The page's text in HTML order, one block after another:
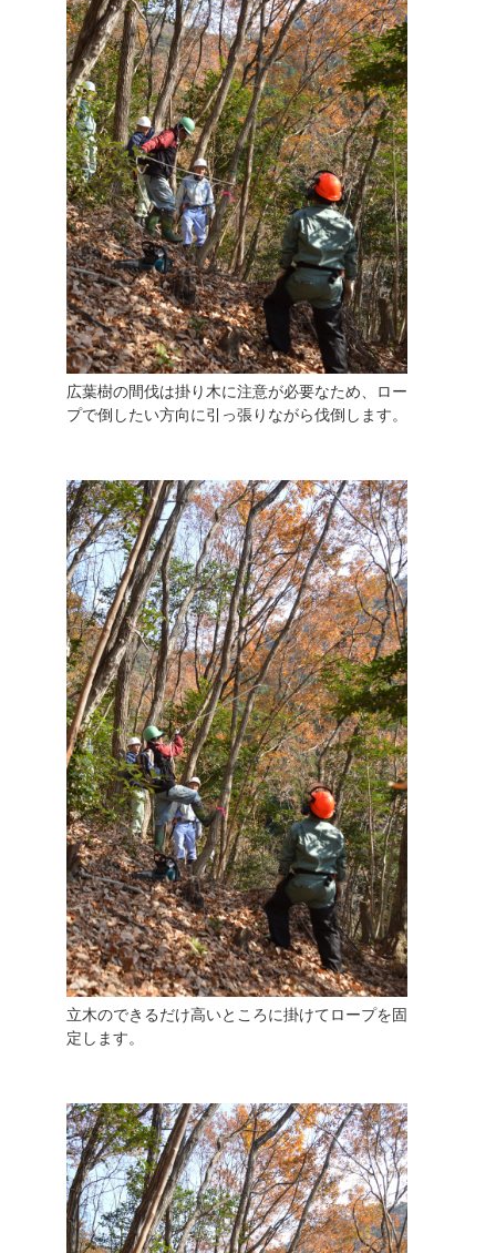
広葉樹の間伐は掛り木に注意が必要なため、ロー
プで倒したい方向に引っ張りながら伐倒します。
立木のできるだけ高いところに掛けてロープを固
定します。